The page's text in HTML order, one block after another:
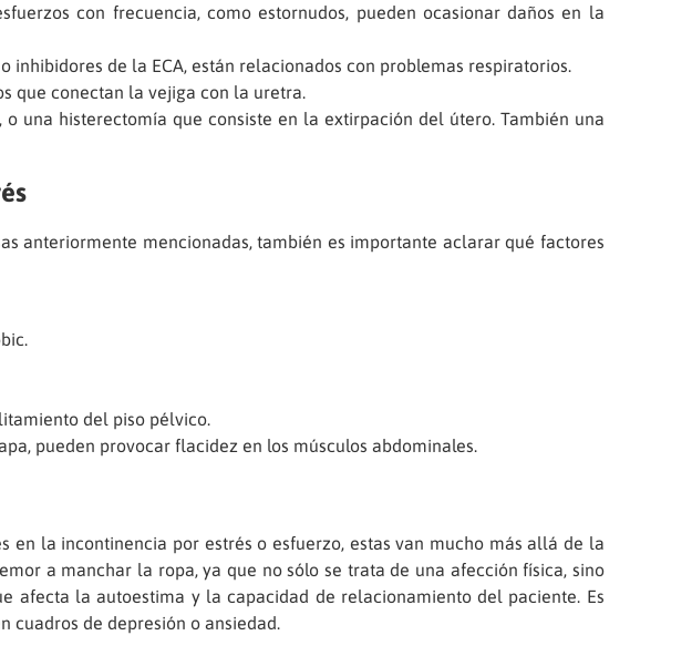
con frecuencia, como estornudos, pueden ocasionar daños en la
de la ECA, están relacionados con problemas respiratorios.
que conectan la vejiga con la uretra.
una histerectomía que consiste en la extirpación del útero. También una
anteriormente mencionadas, también es importante aclarar qué factores
del piso pélvico.
pueden provocar flacidez en los músculos abdominales.
en la incontinencia por estrés o esfuerzo, estas van mucho más allá de la
a manchar la ropa, ya que no sólo se trata de una afección física, sino
afecta la autoestima y la capacidad de relacionamiento del paciente. Es
cuadros de depresión o ansiedad.